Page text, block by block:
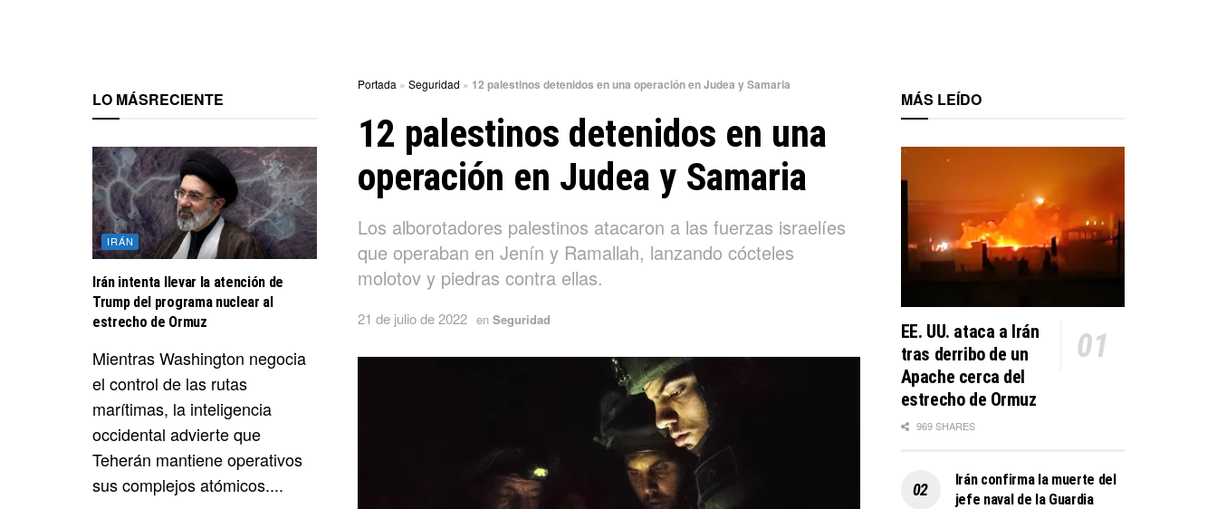
Portada » Seguridad » 12 palestinos detenidos en una operación en Judea y Samaria
12 palestinos detenidos en una
operación en Judea y Samaria
Los alborotadores palestinos atacaron a las fuerzas israelíes
que operaban en Jenín y Ramallah, lanzando cócteles
molotov y piedras contra ellas.
21 de julio de 2022 en Seguridad
LO MÁSRECIENTE
IRÁN
Irán intenta llevar la atención de
Trump del programa nuclear al
estrecho de Ormuz
Mientras Washington negocia
el control de las rutas
marítimas, la inteligencia
occidental advierte que
Teherán mantiene operativos
sus complejos atómicos....
MÁS LEÍDO
EE. UU. ataca a Irán
tras derribo de un
Apache cerca del
estrecho de Ormuz
969 SHARES
Irán confirma la muerte del
jefe naval de la Guardia